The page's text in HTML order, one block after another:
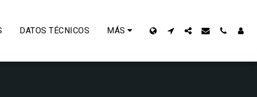
DATOS TÉCNICOS MÁS